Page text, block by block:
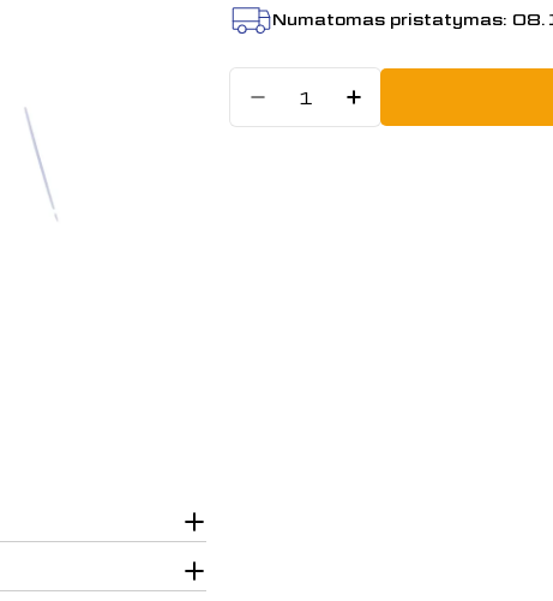
Užduokite klausimą
Numatomas pristatymas:
Sumažinti kiekį:
Padidinti